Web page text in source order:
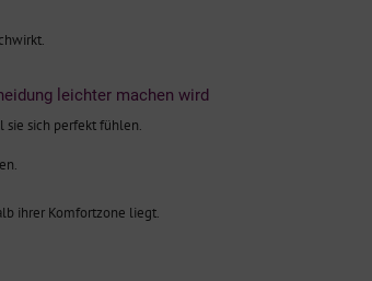
leichter machen wird
sie sich perfekt fühlen.
ihrer Komfortzone liegt.